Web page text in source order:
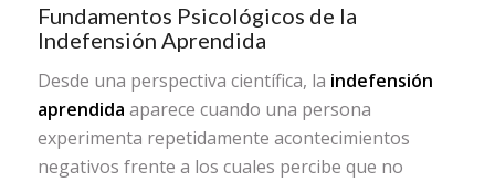
Fundamentos Psicológicos de la
Indefensión Aprendida
Desde una perspectiva científica, la indefensión
aprendida aparece cuando una persona
experimenta repetidamente acontecimientos
negativos frente a los cuales percibe que no